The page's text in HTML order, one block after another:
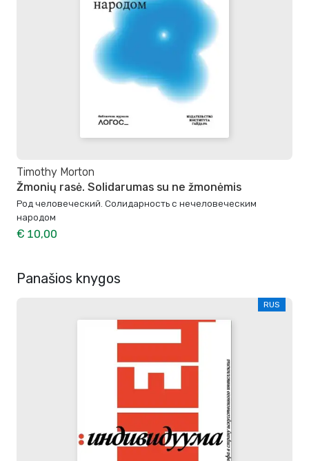
Timothy Morton
Žmonių rasė. Solidarumas su ne žmonėmis
Род человеческий. Солидарность с нечеловеческим
народом
€ 10,00
Panašios knygos
RUS